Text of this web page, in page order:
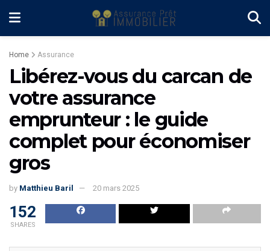
Home Assurance
Libérez-vous du carcan de
votre assurance
emprunteur : le guide
complet pour économiser
gros
by Matthieu Baril 20 mars 2025
152
SHARES